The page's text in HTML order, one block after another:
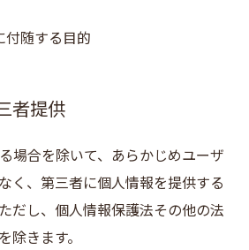
付随する目的
者提供
場合を除いて、あらかじめユーザ
く、第三者に個人情報を提供する
だし、個人情報保護法その他の法
除きます。